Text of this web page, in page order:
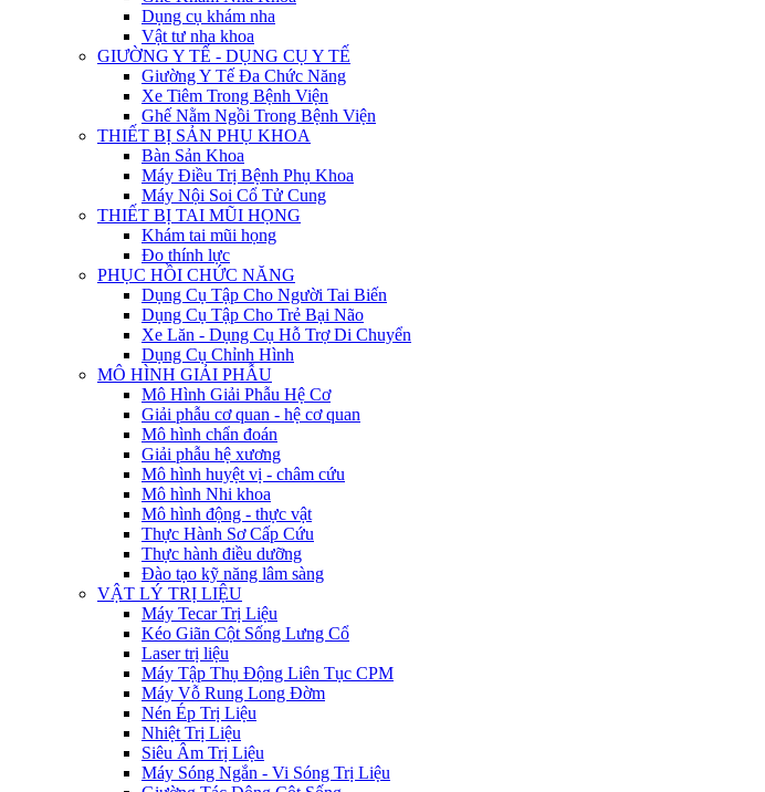
Dụng cụ khám nha
Vật tư nha khoa
GIƯỜNG Y TẾ - DỤNG CỤ Y TẾ
Giường Y Tế Đa Chức Năng
Xe Tiêm Trong Bệnh Viện
Ghế Nằm Ngồi Trong Bệnh Viện
THIẾT BỊ SẢN PHỤ KHOA
Bàn Sản Khoa
Máy Điều Trị Bệnh Phụ Khoa
Máy Nội Soi Cổ Tử Cung
THIẾT BỊ TAI MŨI HỌNG
Khám tai mũi họng
Đo thính lực
PHỤC HỒI CHỨC NĂNG
Dụng Cụ Tập Cho Người Tai Biến
Dụng Cụ Tập Cho Trẻ Bại Não
Xe Lăn - Dụng Cụ Hỗ Trợ Di Chuyển
Dụng Cụ Chỉnh Hình
MÔ HÌNH GIẢI PHẪU
Mô Hình Giải Phẫu Hệ Cơ
Giải phẫu cơ quan - hệ cơ quan
Mô hình chẩn đoán
Giải phẫu hệ xương
Mô hình huyệt vị - châm cứu
Mô hình Nhi khoa
Mô hình động - thực vật
Thực Hành Sơ Cấp Cứu
Thực hành điều dưỡng
Đào tạo kỹ năng lâm sàng
VẬT LÝ TRỊ LIỆU
Máy Tecar Trị Liệu
Kéo Giãn Cột Sống Lưng Cổ
Laser trị liệu
Máy Tập Thụ Động Liên Tục CPM
Máy Vỗ Rung Long Đờm
Nén Ép Trị Liệu
Nhiệt Trị Liệu
Siêu Âm Trị Liệu
Máy Sóng Ngắn - Vi Sóng Trị Liệu